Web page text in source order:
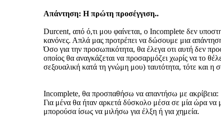
Απάντηση: Η πρώτη προσέγγιση..
Durcent, από ό,τι μου φαίνεται, ο Incomplete δεν
κανόνες. Απλά μας προτρέπει να δώσουμε μια
Όσο για την προσωπικότητα, θα έλεγα οτι αυτή δεν
οποίος θα αναγκάζεται να προσαρμόζει χωρίς να το
σεξουαλική κατά τη γνώμη μου) ταυτότητα, τότε και η
Incomplete, θα προσπαθήσω να απαντήσω με ακρίβεια:
Για μένα θα ήταν αρκετά δύσκολο μέσα σε μία ώρα να
μπορούσα ίσως να μιλήσω για έλξη ή για χημεία.